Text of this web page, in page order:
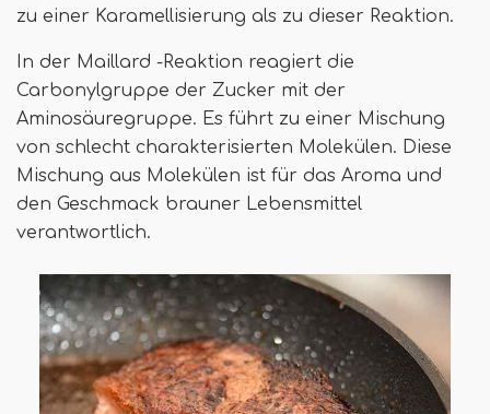
zu einer Karamellisierung als zu dieser Reaktion.
In der Maillard -Reaktion reagiert die
Carbonylgruppe der Zucker mit der
Aminosäuregruppe. Es führt zu einer Mischung
von schlecht charakterisierten Molekülen. Diese
Mischung aus Molekülen ist für das Aroma und
den Geschmack brauner Lebensmittel
verantwortlich.